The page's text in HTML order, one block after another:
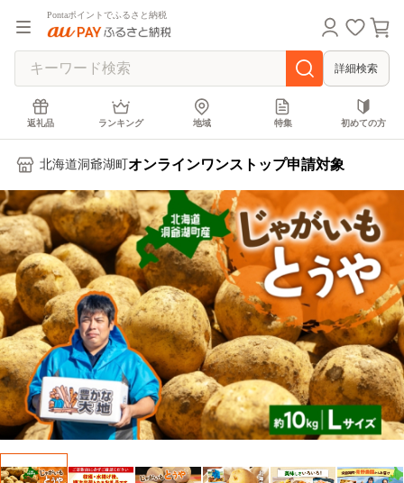
Pontaポイントでふるさと納税
詳細検索
返礼品 ランキング 地域 特集 初めての方
北海道洞爺湖町 オンラインワンストップ申請対象